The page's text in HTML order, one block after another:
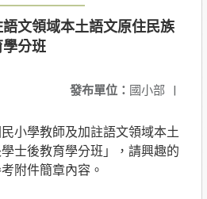
文領域本土語文原住民族
分班
發布單位： 國小部 |
小學教師及加註語文領域本土
士後教育學分班」，請興趣的
附件簡章內容。